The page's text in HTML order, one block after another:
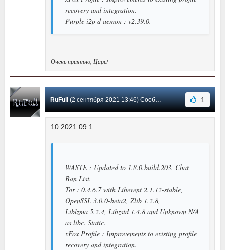
recovery and integration.
Purple i2p d aemon : v2.39.0.
Очень приятно, Царь!
RuFull(2 сентября 2021 13:46) Сообщение #34 1
10.2021.09.1
WASTE : Updated to 1.8.0.build.203. Chat
Ban List.
Tor : 0.4.6.7 with Libevent 2.1.12-stable,
OpenSSL 3.0.0-beta2, Zlib 1.2.8,
Liblzma 5.2.4, Libzstd 1.4.8 and Unknown N/A
as libc. Static.
xFox Profile : Improvements to existing profile
recovery and integration.